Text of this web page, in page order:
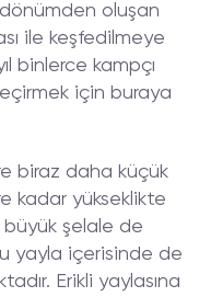
dönümden oluşan
ile keşfedilmeye
binlerce kampçı
için buraya
biraz daha küçük
kadar yükseklikte
şelale de
yayla içerisinde de
Erikli yaylasına